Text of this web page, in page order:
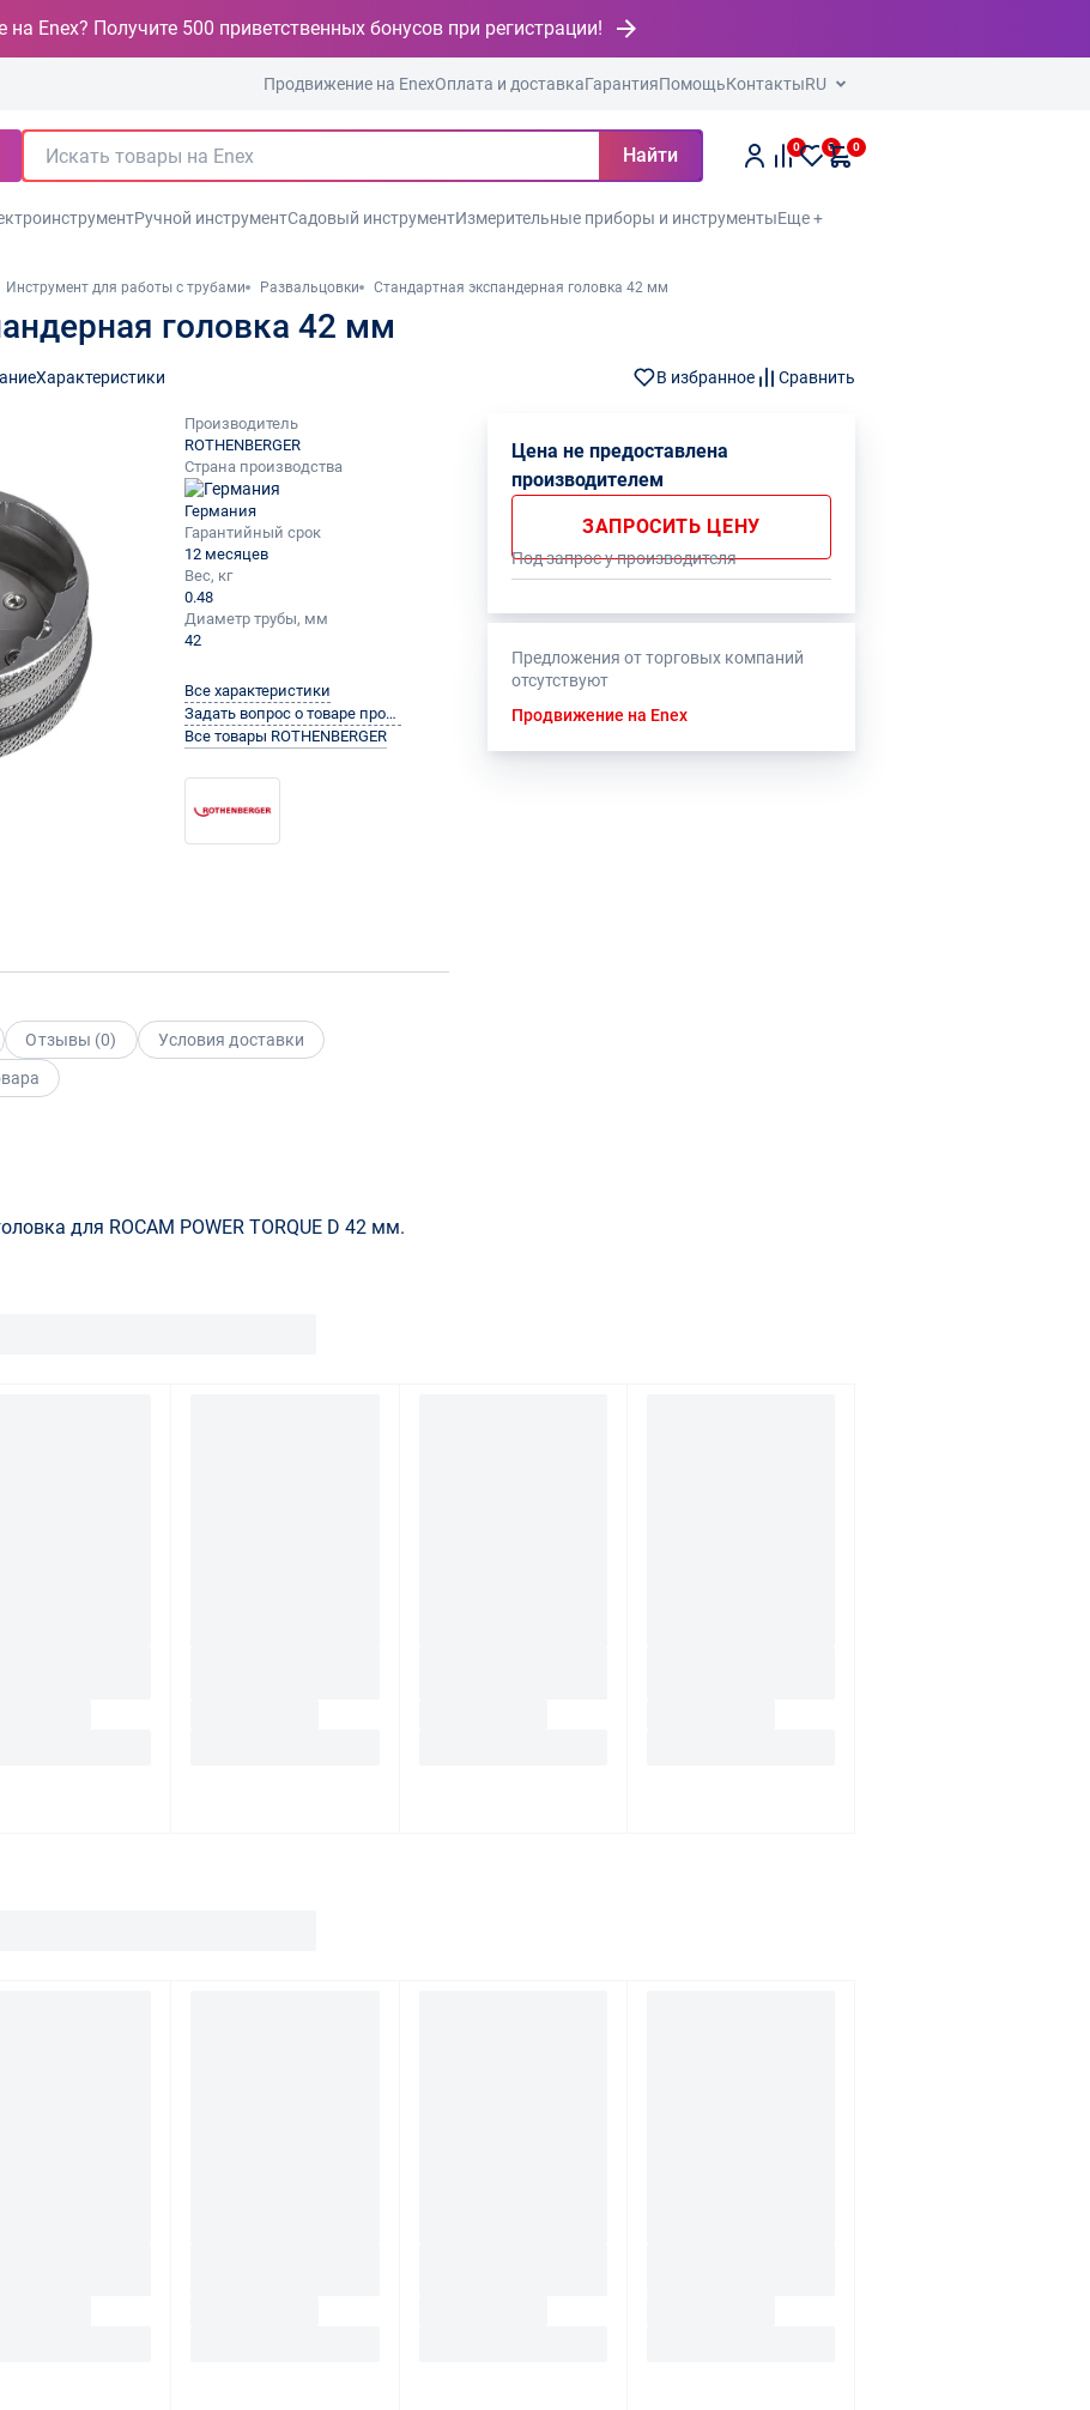
на Enex? Получите 500 приветственных бонусов при регистрации!
Продвижение на EnexОплата и доставкаГарантияПомощьКонтактыRU
Найти 0 0 0
Ручной инструментСадовый инструментИзмерительные приборы и инструментыЕще +
Инструмент для работы с трубами Развальцовки Стандартная экспандерная головка 42 мм
головка 42 мм
Характеристики В избранное Сравнить
Производитель
ROTHENBERGER
Страна производства
Германия
Гарантийный срок
12 месяцев
Вес, кг
0.48
Диаметр трубы, мм
42
Все характеристики
Задать вопрос о товаре производителю
Все товары ROTHENBERGER
Цена не предоставлена
производителем
ЗАПРОСИТЬ ЦЕНУ
Под запрос у производителя
Предложения от торговых компаний
отсутствуют
Продвижение на Enex
Отзывы (0)
Условия доставки
для ROCAM POWER TORQUE D 42 мм.